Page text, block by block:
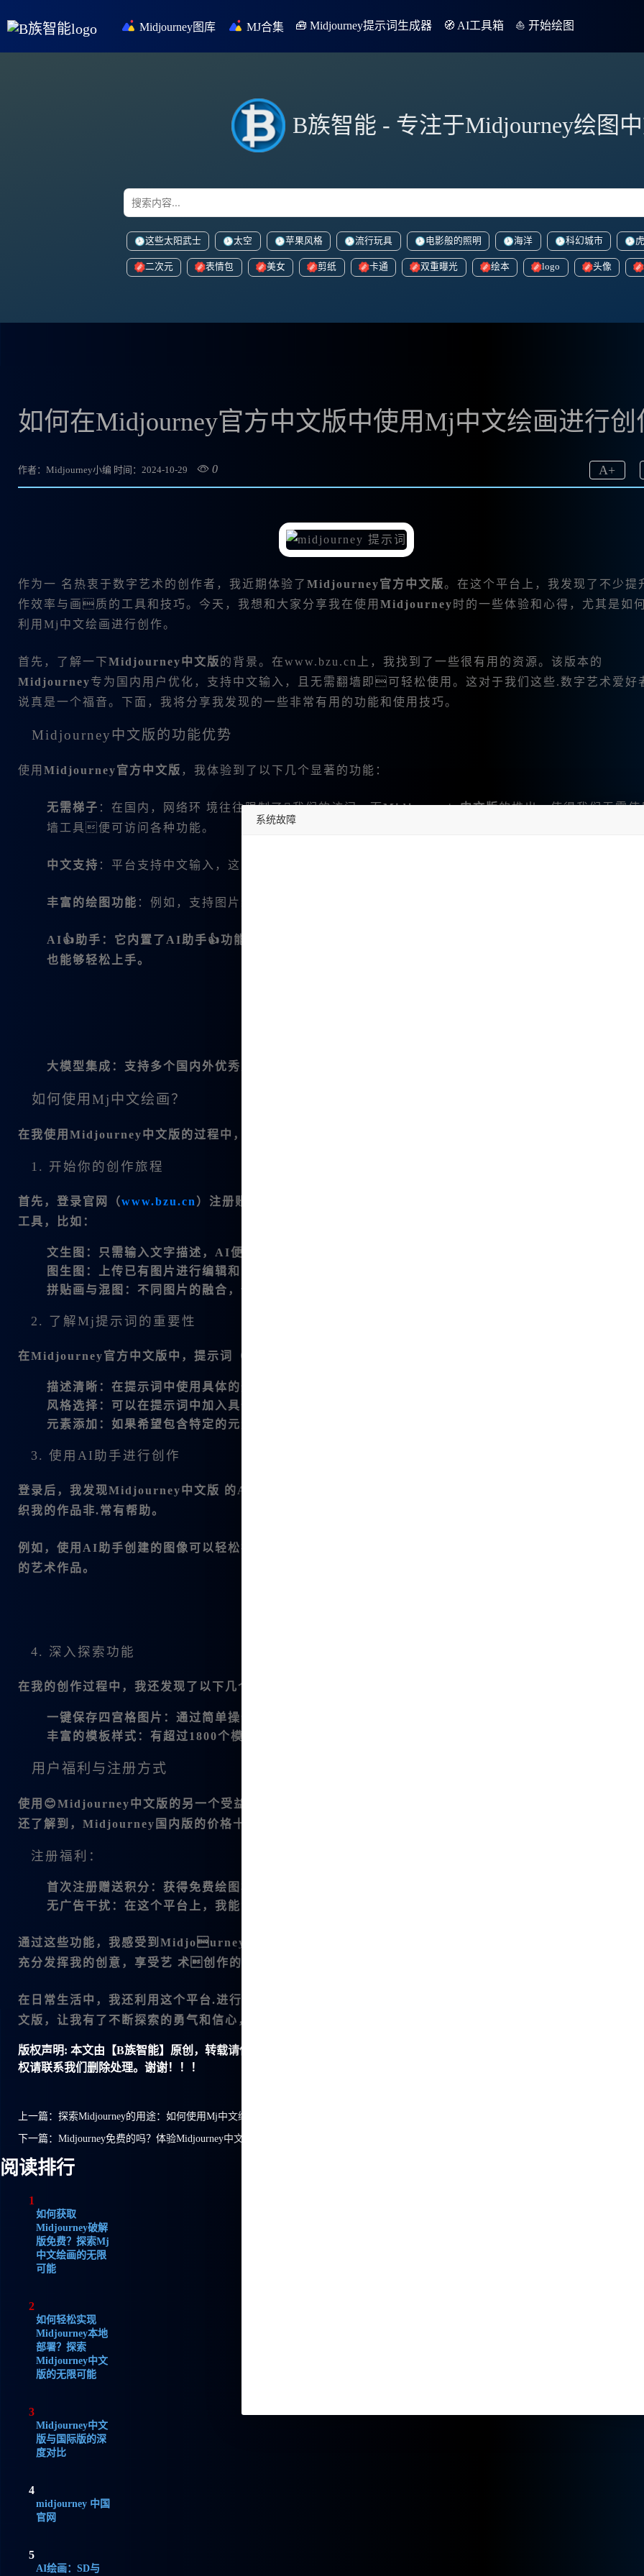
Midjourney图库 MJ合集 🧰 Midjourney提示词生成器 🧭 AI工具箱 ⛵️ 开始绘图
B族智能 - 专注于Midjourney绘图
这些太阳武士 太空 苹果风格 流行玩具 电影般的照明 海洋 科幻城市
二次元 表情包 美女 剪纸 卡通 双重曝光 绘本 logo 头像
如何在Midjourney官方中文版中使用Mj中文绘画进行创
作者：Midjourney小编 时间：2024-10-29 0 A+
作为一 名热衷于数字艺术的创作者，我近期体验了 Midjourney官方中文版。在这个平台上，我发现了不少提
作效率与画质的工具和技巧。今天，我想和大家分享我在使用 Midjourney 时的一些体验和心得，尤其是如
利用Mj中文绘画进行创作。
首先，了解一下Midjourney中文版的背景。在www.bzu.cn上，我找到了一些很有用的资源。该版本的
Midjourney专为国内用户优化，支持中文输入，且无需翻墙即可轻松使用。这对于我们这些.数字艺术爱好
说真是一个福音。下面，我将分享我发现的一些非常有用的功能和使用技巧。
Midjourney中文版的功能优势
使用 Midjourney官方中文版 ，我体验到了以下几个显著的功能：
无需梯子 ：在国内，网络环 境往往限制了我们的访问。而Midjourne|y中文版的推出，使得我们无需使
墙工具便可访问各种功能。
中文支持 ：平台支持中文输入，这意味着我可以以自己最熟悉的语言进行创作，极大提高了创作的流畅性
丰富的绘图功能 ：例如，支持图片编辑、扩图和局部重绘，让我在创作时能够进行更多的尝试。
AI👍助手：它内置了AI助手👍功能，提供了智能提词器，特别适合新手用户。借助这些工 具，即使是初
也能够轻松上手。
大模型集成 ：支持多个国内外优秀大模型，使得生成的作品质量上乘。
如何使用Mj中文绘画？
在我使用 Midjourney中文版 的过程中，以下是一些具体步骤和提示，帮助我更好地进行Mj中文创作：
1. 开始你的创作旅程
首先，登录官网（www.bzu.cn ）注册账号，👍便可以享受无限次的绘图。有了账|号，我便可以尽情享受各种
工具，比如：
文生图 ：只需输入文字描述，AI便能生成相应的图像。
图生图 ：上传已有图片进行编辑和改造。
拼贴画与混图 ：不同图片的融合，使得我的作品更具创意。
2. 了解Mj提示词的重要性
在Midjourney官方中文版中，提示词（Prompts）扮演着重要的角色。以下是一些优化提示词的策略：
描述清晰 ：在提示词中使用具体的形容词和名词，描述我想要的图像。比如说，"一片宁静的湖边日落"。
风格选择 ：可以在提示词中加入具体的艺术风格，像是“印象派”或“现代艺术”。
元素添加 ：如果希望包含特定的元素，可以在提示词中注明，例如“加一个小船在湖面上”。
3. 使用AI助手进行创作
登录后，我发现Midjourney中文版 的AI助手非常友好。它提供了一键分割图片和一.键下载保存.的功能，这
织我的作品非.常有帮助。
例如，使用AI助手创建的图像可以轻松拆分为四个部分，然后我可以分别处理和优化这些部分，最终组合成
的艺术作品。
4. 深入探索功能
在我的创作过程中，我还发现了以下几个实用功能：
一键保存四宫格图片 ：通过简单操作，我能快速保存和分享我的作品。
丰富的模板样式 ：有超过1800个模板可以选择，让我每天都有新灵感。
用户福利与注册方式
使用 😊Midjourney中文版 的另一个受益之处是用户福利。注册后，我获得了免积分的福利，可以使用大量功
还了解到， Midjourney国内版 的价格十分亲民，每月仅需9.9元起，非常适合我们这些热😊爱创作的人。
注册福利：
首次注册赠送积分 ：获得免费绘图机会，每年可以免费生成1825幅图片。
无广告干扰 ：在这个平台上，我能专注于我的创作，而不会被插入广告打断。
通过这些功能，我感受到 Midjourney中文版
充分发挥我的创意，享受艺 术创作的乐趣。
在日常生活中，我还利用这个平台.进行一些音乐的创作🔥，真是让我感受到惊人的创造力。使用
文版 ，让我有了不断探索的勇气和信心，期待更美好的作品在不久的将来与大家见面。
版权声明: 本文由【B族智能】原创，转载请保留链接: https://www.bzu.cn/news/show/7928.html，部分文章内容来源网络，
权请联系我们删除处理。谢谢！！！
上一篇： 探索Midjourney的用途：如何使用Mj中文绘画提升创作体验
下一篇： Midjourney免费的吗？体验Midjourney中文绘画的无限可能
阅读排行
1
如何获取
Midjourney破解
版免费？探索Mj
中文绘画的无限
可能
2
如何轻松实现
Midjourney本地
部署？探索
Midjourney中文
版的无限可能
3
Midjourney中文
版与国际版的深
度对比
4
midjourney 中国
官网
5
AI绘画：SD与
系统故障